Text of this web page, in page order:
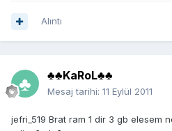
Alıntı
♣♣KaRoL♣♣
Mesaj tarihi: 11 Eylül 2011
jefri_519 Brat ram 1 dir 3 gb elesem